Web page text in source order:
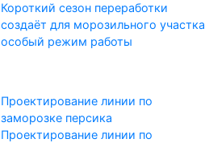
Короткий сезон переработки
создаёт для морозильного участка
особый режим работы
Проектирование линии по
заморозке персика
Проектирование линии по